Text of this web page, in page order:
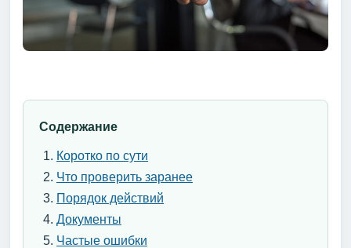
Содержание
Коротко по сути
Что проверить заранее
Порядок действий
Документы
Частые ошибки